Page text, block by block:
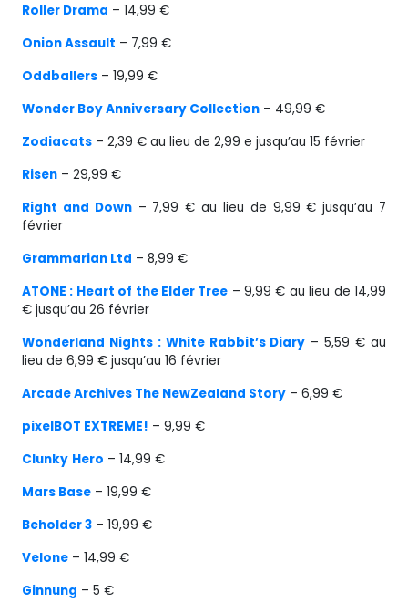
Roller Drama – 14,99 €
Onion Assault – 7,99 €
Oddballers – 19,99 €
Wonder Boy Anniversary Collection – 49,99 €
Zodiacats – 2,39 € au lieu de 2,99 e jusqu’au 15 février
Risen – 29,99 €
Right and Down– 7,99 € au lieu de 9,99 € jusqu’au 7
février
Grammarian Ltd – 8,99 €
ATONE : Heart of the Elder Tree – 9,99 € au lieu de 14,99
€ jusqu’au 26 février
Wonderland Nights : White Rabbit’s Diary – 5,59 € au
lieu de 6,99 € jusqu’au 16 février
Arcade Archives The NewZealand Story – 6,99 €
pixelBOT EXTREME! – 9,99 €
Clunky Hero – 14,99 €
Mars Base – 19,99 €
Beholder 3 – 19,99 €
Velone – 14,99 €
Ginnung – 5 €